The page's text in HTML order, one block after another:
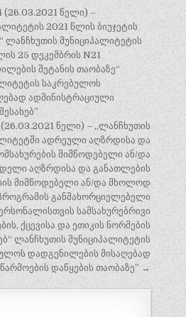
(26.03.2021 წელი) –
2021 წლის ბიუჯეტის
ლანჩხუთის მუნიციპალიტეტის
25 დეკემბრის N21
შეტანის თაობაზე“
საკრებულოს
ადმინისტრაციული
წელი) – „ლანჩხუთის
ადრეული აღზრდისა და
მიმწოდებელი ან/და
აღზრდისა და განათლების
მიმწოდებელი ან/და მხოლოდ
განმახორციელებელი
სამსახურებრივი
ქცევისა და ეთიკის ნორმების
ლანჩხუთის მუნიციპალიტეტის
დადგენილების მისაღებად
დაწყების თაობაზე” →